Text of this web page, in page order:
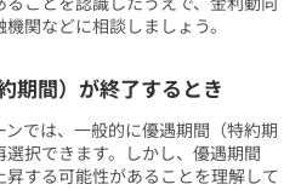
関などに相談しましょう。
期間）が終了するとき
では、一般的に優遇期間（特約期
択できます。しかし、優遇期間
昇する可能性があることを理解して